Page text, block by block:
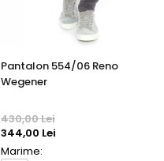
Pantalon 554/06 Reno
Wegener
430,00 Lei
344,00 Lei
Marime: